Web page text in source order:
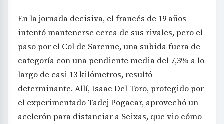
En la jornada decisiva, el francés de 19 años
intentó mantenerse cerca de sus rivales, pero el
paso por el Col de Sarenne, una subida fuera de
categoría con una pendiente media del 7,3% a lo
largo de casi 13 kilómetros, resultó
determinante. Allí, Isaac Del Toro, protegido por
el experimentado Tadej Pogacar, aprovechó un
acelerón para distanciar a Seixas, que vio cómo